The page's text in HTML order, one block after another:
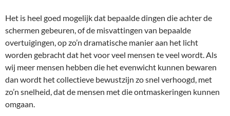
Het is heel goed mogelijk dat bepaalde dingen die achter de
schermen gebeuren, of de misvattingen van bepaalde
overtuigingen, op zo’n dramatische manier aan het licht
worden gebracht dat het voor veel mensen te veel wordt. Als
wij meer mensen hebben die het evenwicht kunnen bewaren
dan wordt het collectieve bewustzijn zo snel verhoogd, met
zo’n snelheid, dat de mensen met die ontmaskeringen kunnen
omgaan.